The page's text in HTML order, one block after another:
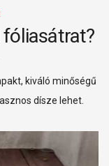
kiváló minőségű
dísze lehet.